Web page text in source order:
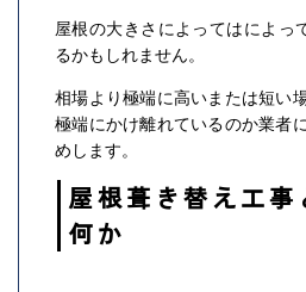
屋根の大きさによってはによっ
るかもしれません。
相場より極端に高いまたは短い
極端にかけ離れているのか業者
めします。
屋根葺き替え工事
何か